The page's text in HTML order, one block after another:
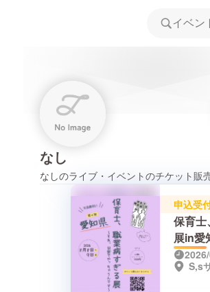
なし
なしのライブ・イベントのチケット販
申込受
保育士
展in愛
S,s